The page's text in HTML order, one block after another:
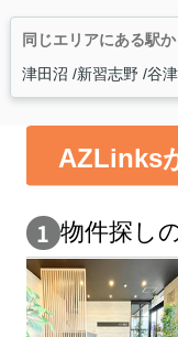
同じエリアにある駅
津田沼 新習志野 谷津
AZLinks
物件探し